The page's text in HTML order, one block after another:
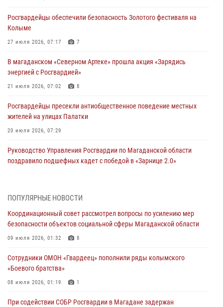
Росгвардейцы обеспечили безопасность Золотого фестиваля на
Колыме
27 июля 2026, 07:17 7
В магаданском «Северном Артеке» прошла акция «Зарядись
энергией с Росгвардией»
21 июля 2026, 07:02 8
Росгвардейцы пресекли антиобщественное поведение местных
жителей на улицах Палатки
20 июля 2026, 07:29
Руководство Управления Росгвардии по Магаданской области
поздравило подшефных кадет с победой в «Зарнице 2.0»
При содействии СОБР Росгвардии в Магадане задержан
17 июля 2026, 04:06
«Каникулы с Росгвардией» продолжаются на Колыме
Начальник Главного штаба – первый заместитель директора
Росгвардии Герой России генерал-полковник Сергей Бойко
ПОПУЛЯРНЫЕ НОВОСТИ
Координационный совет рассмотрел вопросы по усилению мер
безопасности объектов социальной сферы Магаданской области
09 июля 2026, 01:32 8
Сотрудники ОМОН «Гвардеец» пополнили ряды колымского
«Боевого братства»
08 июля 2026, 01:19 1
При содействии СОБР Росгвардии в Магадане задержан